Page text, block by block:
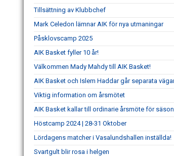
Tillsättning av Klubbchef
Mark Celedon lämnar AIK för nya utmaningar
Påsklovscamp 2025
AIK Basket fyller 10 år!
Välkommen Mady Mahdy till AIK Basket!
AIK Basket och Islem Haddar går separata
Viktig information om årsmötet
AIK Basket kallar till ordinarie årsmöte för
Höstcamp 2024 | 28-31 Oktober
Lördagens matcher i Vasalundshallen inställda!
Svartgult blir rosa i helgen